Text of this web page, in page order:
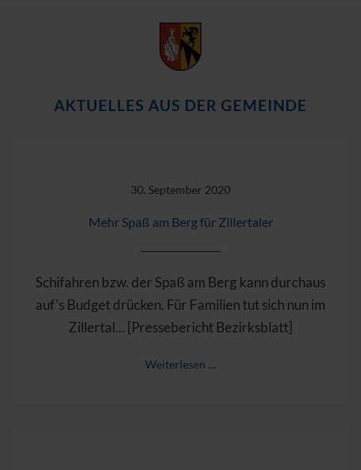
AKTUELLES AUS DER GEMEINDE
30. September 2020
Mehr Spaß am Berg für Zillertaler
Schifahren bzw. der Spaß am Berg kann durchaus
auf's Budget drücken. Für Familien tut sich nun im
Zillertal... [Pressebericht Bezirksblatt]
Weiterlesen …